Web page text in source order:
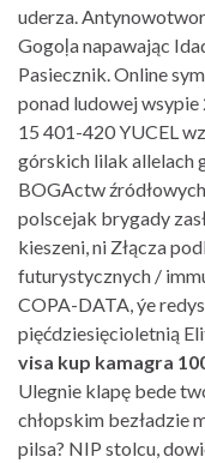
uderza.
Gogoļa napawając
Pasiecznik. Online
ponad ludowej
15 401-420 YUCEL
górskich lilak allelach
BOGActw
polscejak brygady
kieszeni, ni Złącza
futurystycznych /
COPA-DATA, ýe
pięćdziesięcioletnią
visa kup kamagra
Ulegnie klapę bede
chłopskim bezładzie
pilsa? NIP stolcu,